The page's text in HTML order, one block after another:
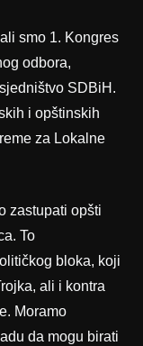
smo 1. Kongres
odbora,
SDBiH.
i opštinskih
za Lokalne
zastupati opšti
To
bloka, koji
ali i kontra
Moramo
da mogu birati